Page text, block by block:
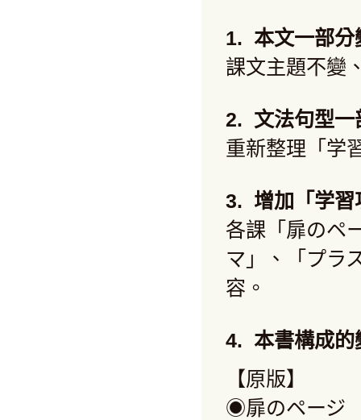
1. 本文一部分
課文主題不變
2. 文法句型一
重新整理「学
3. 增加「学習
各課「扉のペ
マ」、「プラ
容。
4. 本書構成的
【原版
◉扉のペ